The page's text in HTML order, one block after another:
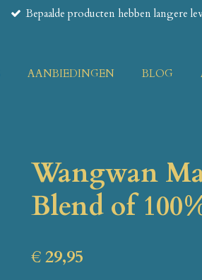
Bepaalde producten hebben langere
AANBIEDINGEN BLOG
Wangwan
Blend of
€ 29,95